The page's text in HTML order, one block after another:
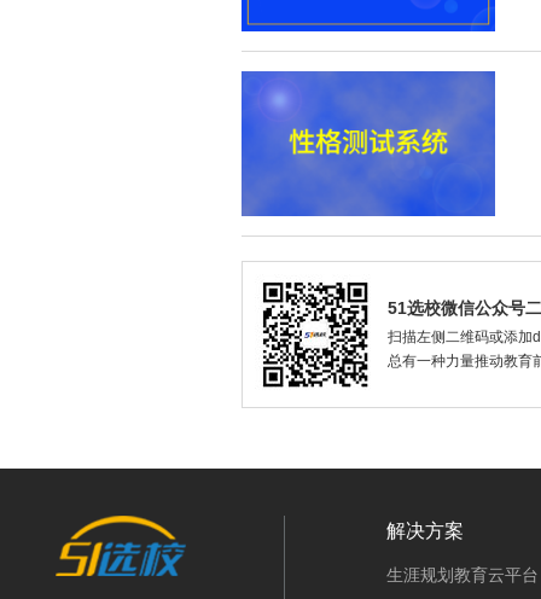
51选校微信公众号
扫描左侧二维码或添加
总有一种力量推动教育
解决方案
生涯规划教育云平台